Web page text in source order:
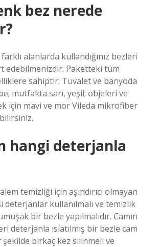
bez nerede
alanlarda kullandığınız bezleri
edebilmenizdir. Paketteki tüm
sahiptir. Tuvalet ve banyoda
mutfakta sarı, yeşil; objeleri ve
için mavi ve mor Vileda mikrofiber
hangi deterjanla
temizliği için aşındırıcı olmayan
deterjanlar kullanılmalı ve temizlik
bir bezle yapılmalıdır. Camın
deterjanla ıslatılmış bir bezle cam
birkaç kez silinmeli ve